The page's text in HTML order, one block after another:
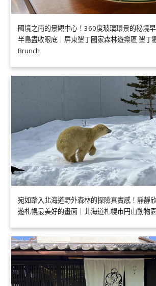
國境之南的景觀中心！360度玻璃環景的秘境
半島盡收眼底｜屏東墾丁國家森林遊樂區 墾丁
Brunch
宛如踏入北海道野外森林的探險真實感！靜靜
遊札幌最美好的畫面｜北海道札幌市円山動物